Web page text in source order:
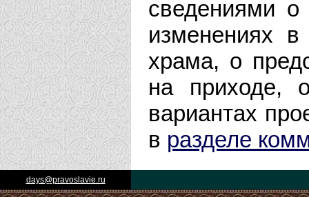
сведениями о
изменениях
храма, о
на приходе,
вариантах
в разделе
days@pravoslavie.ru